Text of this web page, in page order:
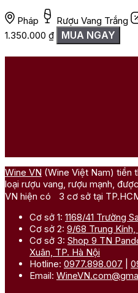
Pháp Rượu Vang Trắng
1.350.000 ₫ MUA NGAY
Wine VN (Wine Việt Nam) tiền
loại rượu vang, rượu mạnh,
VN hiện có 3 cơ sở tại
Cơ sở 1: 1168/41 Trường
Cơ sở 2: 9/68 Trung
Cơ sở 3: Shop 9 TN
Xuân, TP. Hà Nội
Hotline: 0977.898.007
Email: